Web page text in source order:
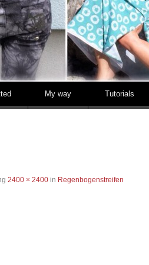
My way Tutorials
2400 × 2400 in Regenbogenstreifen